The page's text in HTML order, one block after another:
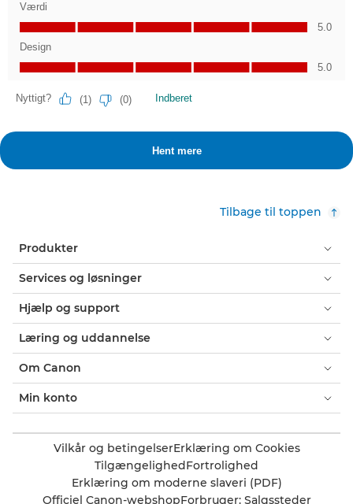
Tilbage til toppen
Produkter
Services og løsninger
Hjælp og support
Læring og uddannelse
Om Canon
Min konto
Vilkår og betingelserErklæring om Cookies
Tilgængelighed Fortrolighed
Erklæring om moderne slaveri (PDF)
Officiel Canon-webshopForbruger: Salgssteder